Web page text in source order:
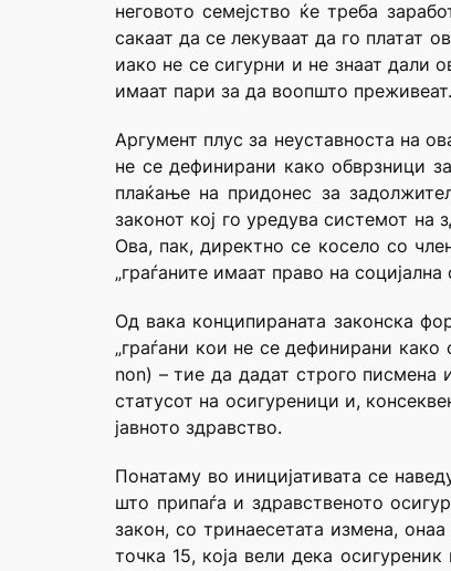
неговото семејство ќе треба
сакаат да се лекуваат да го платат
иако не се сигурни и не знаат дали
имаат пари за да воопшто преживеат.
Аргумент плус за неуставноста на
не се дефинирани како обврзници
плаќање на придонес за
законот кој го уредува системот на
Ова, пак, директно се косело со
„граѓаните имаат право на
Од вака конципираната законска
„граѓани кои не се дефинирани
non) – тие да дадат строго писмена
статусот на осигуреници и,
јавното здравство.
Понатаму во иницијативата се
што припаѓа и здравственото
закон, со тринаесетата измена,
точка 15, која вели дека